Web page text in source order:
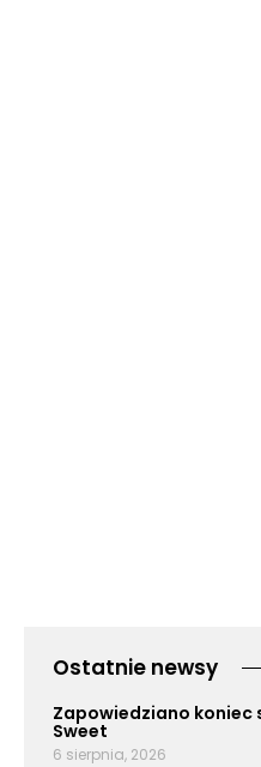
Ostatnie newsy
Zapowiedziano koniec
Sweet
6 sierpnia, 2026